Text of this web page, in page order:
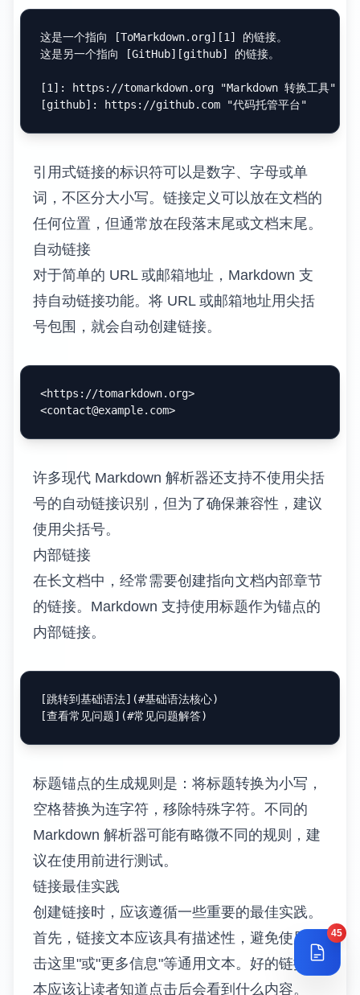
这是一个指向 [ToMarkdown.org][1] 的链接。
这是另一个指向 [GitHub][github] 的链接。
[1]:
https://tomarkdown.org "Markdown 转换工具"
[github]: https://github.com "代码托管平台"
引用式链接的标识符可以是数字、字母或单
词，不区分大小写。链接定义可以放在文档的
任何位置，但通常放在段落末尾或文档末尾。
自动链接
对于简单的 URL 或邮箱地址，Markdown 支
持自动链接功能。将 URL 或邮箱地址用尖括
号包围，就会自动创建链接。
<https://tomarkdown.org>
<contact@example.com>
许多现代 Markdown 解析器还支持不使用尖括
号的自动链接识别，但为了确保兼容性，建议
使用尖括号。
内部链接
在长文档中，经常需要创建指向文档内部章节
的链接。Markdown 支持使用标题作为锚点的
内部链接。
[跳转到基础语法](#基础语法核心)
[查看常见问题](#常见问题解答
标题锚点的生成规则是：将标题转换为小写，
空格替换为连字符，移除特殊字符。不同的
Markdown 解析器可能有略微不同的规则，建
议在使用前进行测试。
链接最佳实践
创建链接时，应该遵循一些重要的最佳实践。
首先，链接文本应该具有描述性，避免使用"点
击这里"或"更多信息"等通用文本。好的链接文
本应该让读者知道点击后会看到什么内容。
45